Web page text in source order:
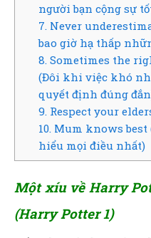
người bạn cộng sự
7. Never
bao giờ hạ thấp
8. Sometimes the
(Đôi khi việc khó
quyết định đúng
9. Respect your
10. Mum knows
hiểu mọi điều nhất)
Một xíu về Harry
(Harry Potter 1)